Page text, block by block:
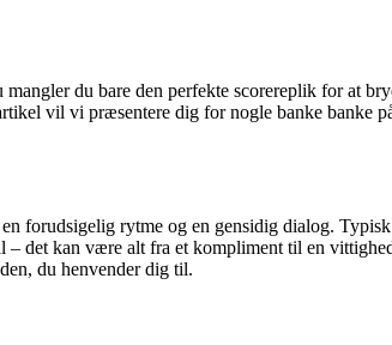
du bare den perfekte scorereplik for at
vil vi præsentere dig for nogle banke
forudsigelig rytme og en gensidig dialog.
det kan være alt fra et kompliment til en
du henvender dig til.